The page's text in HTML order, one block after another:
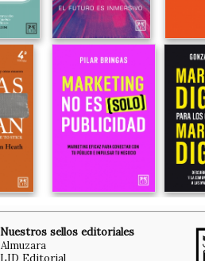
Nuestros sellos editoriales
Almuzara